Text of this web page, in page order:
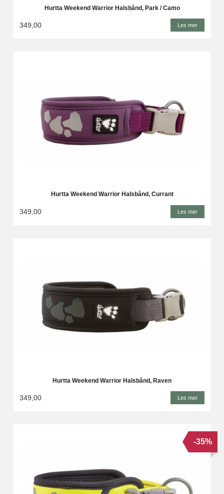
Hurtta Weekend Warrior Halsbånd, Park / Camo
349,00 Les mer
Hurtta Weekend Warrior Halsbånd, Currant
349,00 Les mer
Hurtta Weekend Warrior Halsbånd, Raven
349,00 Les mer
-35%